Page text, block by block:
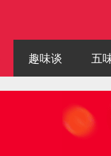
趣味谈 五